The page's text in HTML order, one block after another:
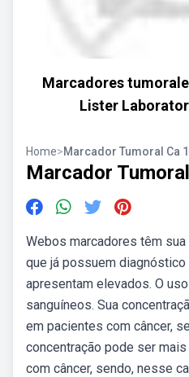
Marcadores
Lister
Home>Marcador Tumoral Ca
Marcador
Webos marcadores têm
que já possuem diagnóstico
apresentam elevados. O
sanguíneos. Sua
em pacientes com câncer,
concentração pode ser
com câncer, sendo, nesse